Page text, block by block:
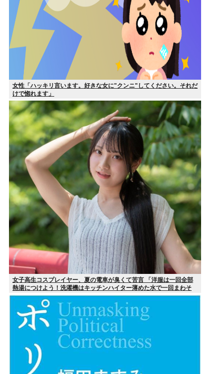
女性「ハッキリ言います。好きな女に"クンニ"してください。それだ
けで惚れます」
女子高生コスプレイヤー、夏の電車が臭くて苦言 「洋服は一回全部
熱湯につけよう！洗濯機はキッチンハイター薄めた水で一回まわそ
う！」